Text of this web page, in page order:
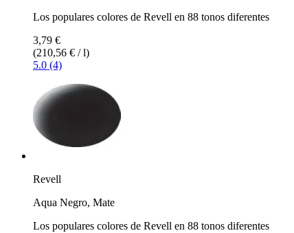
Los populares colores de Revell en 88 tonos diferentes
3,79 €
(210,56 € / l)
5.0 (4)
Revell
Aqua Negro, Mate
Los populares colores de Revell en 88 tonos diferentes